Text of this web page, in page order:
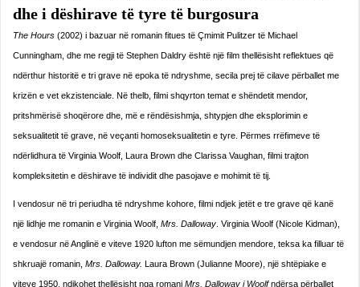
dhe i dëshirave të tyre të burgosura
The Hours (2002) i bazuar në romanin fitues të Çmimit Pulitzer të Michael
Cunningham, dhe me regji të Stephen Daldry është një film thellësisht reflektues që
ndërthur historitë e tri grave në epoka të ndryshme, secila prej të cilave përballet me
krizën e vet ekzistenciale. Në thelb, filmi shqyrton temat e shëndetit mendor,
pritshmërisë shoqërore dhe, më e rëndësishmja, shtypjen dhe eksplorimin e
seksualitetit të grave, në veçanti homoseksualitetin e tyre. Përmes rrëfimeve të
ndërlidhura të Virginia Woolf, Laura Brown dhe Clarissa Vaughan, filmi trajton
kompleksitetin e dëshirave të individit dhe pasojave e mohimit të tij.
I vendosur në tri periudha të ndryshme kohore, filmi ndjek jetët e tre grave që kanë
një lidhje me romanin e Virginia Woolf, Mrs. Dalloway . Virginia Woolf (Nicole Kidman),
e vendosur në Anglinë e viteve 1920 lufton me sëmundjen mendore, teksa ka filluar të
shkruajë romanin, Mrs. Dalloway. Laura Brown (Julianne Moore), një shtëpiake e
viteve 1950, ndikohet thellësisht nga romani Mrs. Dalloway i Woolfndërsa përballet